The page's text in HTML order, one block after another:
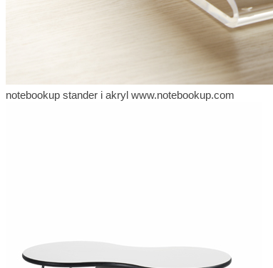
notebookup stander i akryl www.notebookup.com